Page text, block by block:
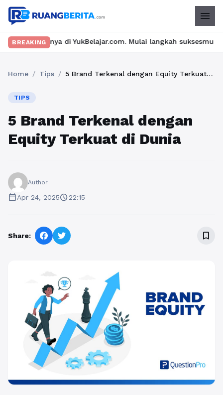
menu
BREAKING
di YukBelajar.com. Mulai langkah suksesmu hari ini! •
Home / Tips / 5 Brand Terkenal dengan Equity Terkuat di Dunia
TIPS
5 Brand Terkenal dengan
Equity Terkuat di Dunia
Author
calendar_todayApr 24, 2025schedule22:15
Share: bookmark_border